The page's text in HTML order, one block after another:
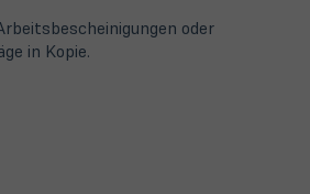
oder
in Kopie.